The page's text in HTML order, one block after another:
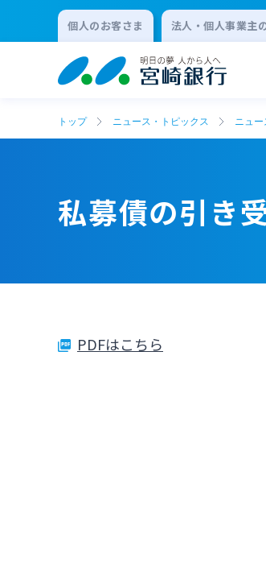
個人のお客さま 法人・個人事業主
トップ ニュース・トピックス ニュ
私募債の引き
PDFはこちら